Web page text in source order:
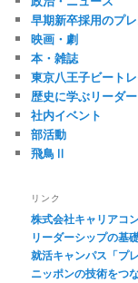
早期新卒採用のプ
映画・劇
本・雑誌
東京八王子ビート
歴史に学ぶリーダ
社内イベント
部活動
飛鳥Ⅱ
リンク
株式会社キャリアコ
リーダーシップの基
就活キャンパス「プ
ニッポンの技術をつ